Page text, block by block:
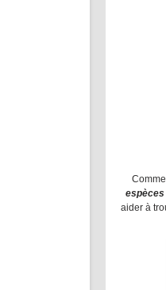
espèces
aider à